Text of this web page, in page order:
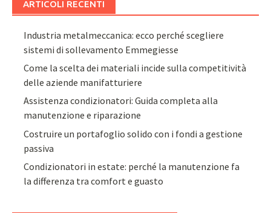
ARTICOLI RECENTI
Industria metalmeccanica: ecco perché scegliere
sistemi di sollevamento Emmegiesse
Come la scelta dei materiali incide sulla competitività
delle aziende manifatturiere
Assistenza condizionatori: Guida completa alla
manutenzione e riparazione
Costruire un portafoglio solido con i fondi a gestione
passiva
Condizionatori in estate: perché la manutenzione fa
la differenza tra comfort e guasto